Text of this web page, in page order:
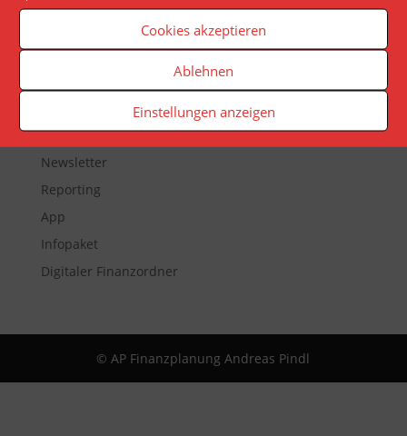
Cookies akzeptieren
Ablehnen
Einstellungen anzeigen
neue Konjunkturdaten. Der Chiphersteller Nvidia
muss seinen Platz als Unternehmen mit dem
höchsten Marktwert abgeben.
Veranstaltungen
Newsletter
Reporting
App
Infopaket
Digitaler Finanzordner
© AP Finanzplanung Andreas Pindl